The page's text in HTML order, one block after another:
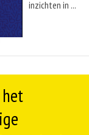
inzichten in ...